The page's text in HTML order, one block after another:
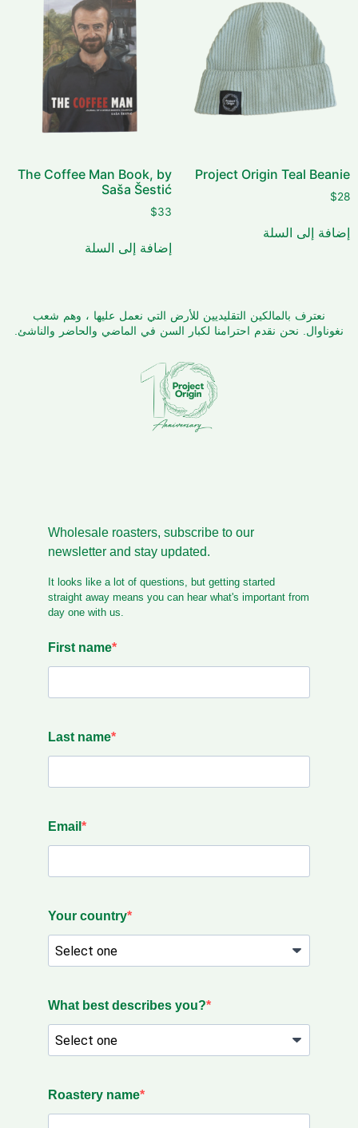
Project Origin Teal Beanie
$28
إضافة إلى السلة
The Coffee Man Book, by
Saša Šestić
$33
إضافة إلى السلة
نعترف بالمالكين التقليديين للأرض التي نعمل عليها ، وهم شعب
نغوناوال. نحن نقدم احترامنا لكبار السن في الماضي والحاضر والناشئ.